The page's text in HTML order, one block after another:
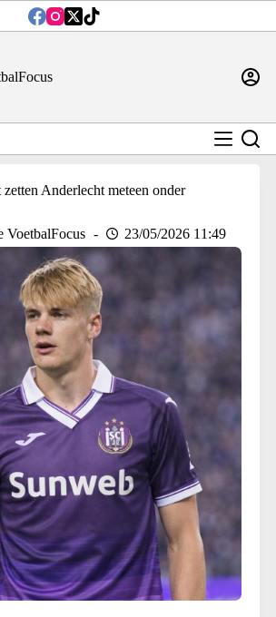
zetten Anderlecht meteen onder
VoetbalFocus
23/05/2026 11:49